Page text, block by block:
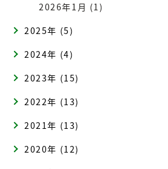
2026年1月 (1)
2025年 (5)
2024年 (4)
2023年 (15)
2022年 (13)
2021年 (13)
2020年 (12)